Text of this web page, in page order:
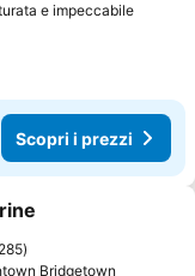
e impeccabile
Scopri i prezzi
preferiti
Bridgetown